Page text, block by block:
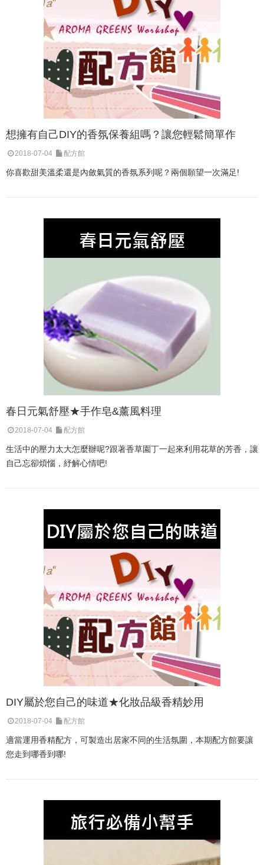
想擁有自己DIY的香氛保養組嗎？讓您輕鬆簡單作
2018-07-04 配方館
你喜歡甜美溫柔還是內斂氣質的香氛系列呢？兩個願望一次滿足!
春日元氣舒壓★手作皂&薰風料理
2018-07-04 配方館
生活中的壓力太大怎麼辦呢?跟著香草園丁一起來利用花草的芳香，讓
自己忘卻煩惱，紓解心情吧!
DIY屬於您自己的味道★化妝品級香精妙用
2018-07-04 配方館
適當運用香精配方，可製造出居家不同的生活氛圍，本期配方館要讓
您走到哪香到哪!